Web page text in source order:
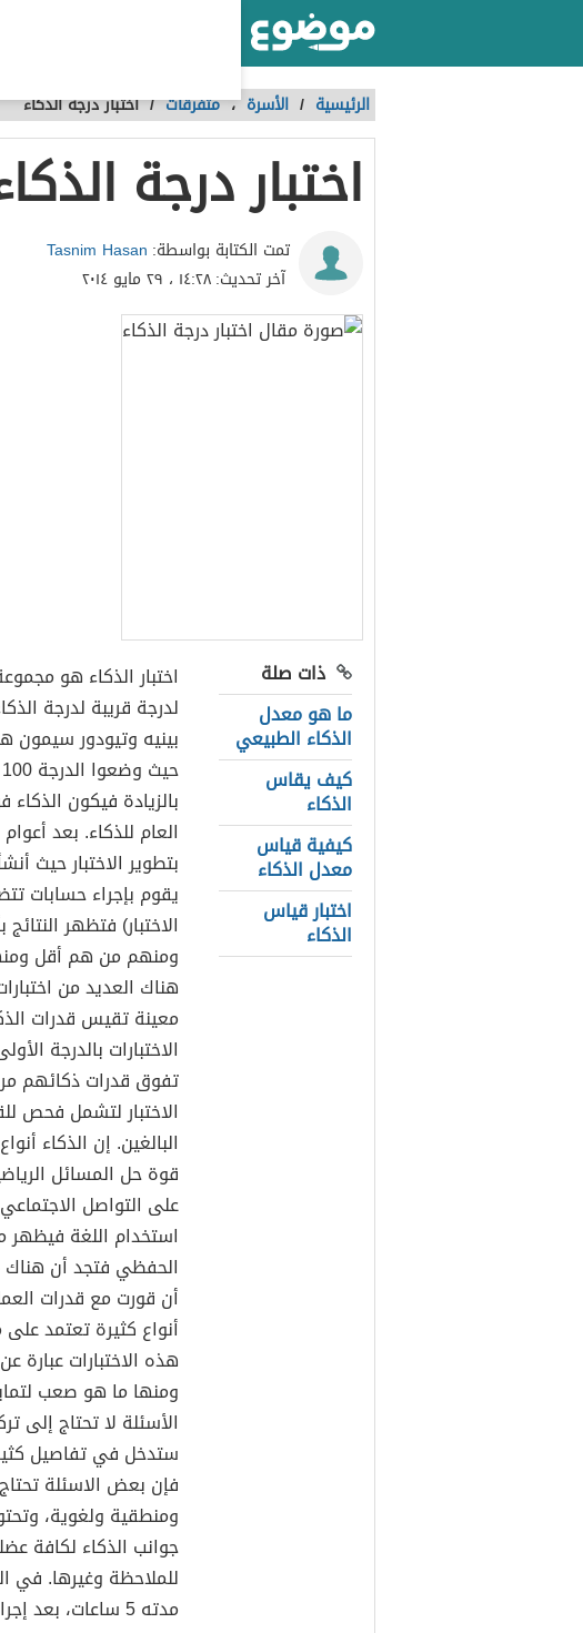
الرئيسية / الأسرة ،متفرقات /اختبار درجة الذكاء
اختبار درجة
تمت الكتابة بواسطة: Tasnim Hasan
آخر تحديث:١٤:٢٨ ، ٢٩ مايو ٢٠١٤
ذات صلة
ما هو معدل
الذكاء الطبيعي
كيف يقاس
الذكاء
كيفية قياس
معدل الذكاء
اختبار قياس
الذكاء
اختبار الذكاء هو
لدرجة قريبة لدرجة
بالزيادة فيكون
العام للذكاء. بعد
بتطوير الاختبار حيث
يقوم بإجراء حسابات
الاختبار) فتظهر
ومنهم من هم أقل
هناك العديد من
معينة تقيس قدرات
الاختبارات بالدرجة
تفوق قدرات ذكائهم
الاختبار لتشمل فحص
البالغين. إن الذكاء
قوة حل المسائل
على التواصل
استخدام اللغة فيظهر
الحفظي فتجد أن
أن قورت مع قدرات
أنواع كثيرة تعتمد
هذه الاختبارات
ومنها ما هو صعب
الأسئلة لا تحتاج إلى
ستدخل في تفاصيل
فإن بعض الاسئلة
ومنطقية ولغوية،
جوانب الذكاء لكافة
مدته 5 ساعات، بعد إجرائه تظهر النتيجة ونسبة ذكاءك.